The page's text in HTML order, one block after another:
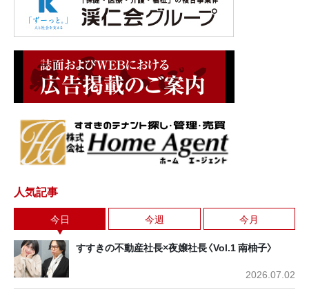
人気記事
今日 今週 今月
すすきの不動産社長×夜嬢社長〈Vol.1 南柚子〉
2026.07.02